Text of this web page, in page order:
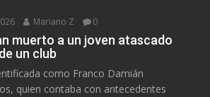
Mariano Z 0
muerto a un joven atascado
un club
como Franco Damián
quien contaba con antecedentes